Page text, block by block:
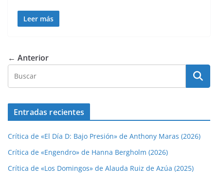
Leer más
← Anterior
Entradas recientes
Crítica de «El Día D: Bajo Presión» de Anthony Maras (2026)
Crítica de «Engendro» de Hanna Bergholm (2026)
Crítica de «Los Domingos» de Alauda Ruiz de Azúa (2025)